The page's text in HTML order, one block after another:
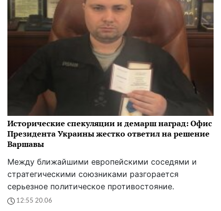
Исторические спекуляции и демарш наград: Офис
Президента Украины жестко ответил на решение
Варшавы
Между ближайшими европейскими соседями и
стратегическими союзниками разгорается
серьезное политическое противостояние.
12:55 20.06